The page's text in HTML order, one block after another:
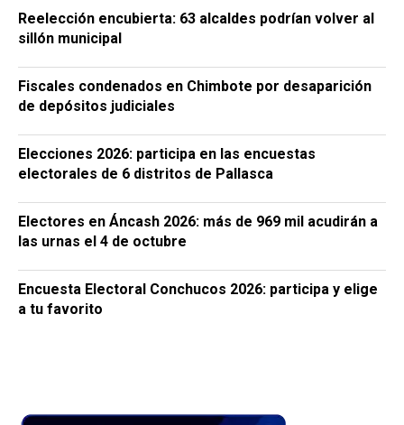
Reelección encubierta: 63 alcaldes podrían volver al
sillón municipal
Fiscales condenados en Chimbote por desaparición
de depósitos judiciales
Elecciones 2026: participa en las encuestas
electorales de 6 distritos de Pallasca
Electores en Áncash 2026: más de 969 mil acudirán a
las urnas el 4 de octubre
Encuesta Electoral Conchucos 2026: participa y elige
a tu favorito